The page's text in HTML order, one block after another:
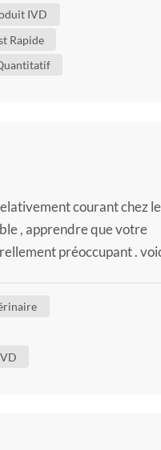
IVD
Rapide
courant chez
, apprendre que votre
préoccupant .